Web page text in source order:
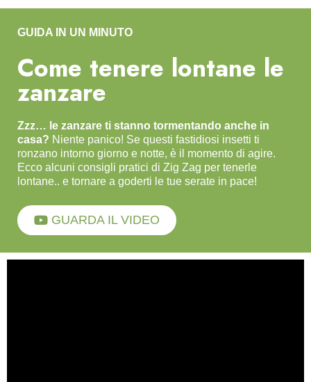
GUIDA IN UN MINUTO
Come tenere lontane le
zanzare
Zzz… le zanzare ti stanno tormentando anche in
casa? Niente panico! Se questi fastidiosi insetti ti
ronzano intorno giorno e notte, è il momento di agire.
Ecco alcuni consigli pratici di Zig Zag per tenerle
lontane.. e tornare a goderti le tue serate in pace!
GUARDA IL VIDEO